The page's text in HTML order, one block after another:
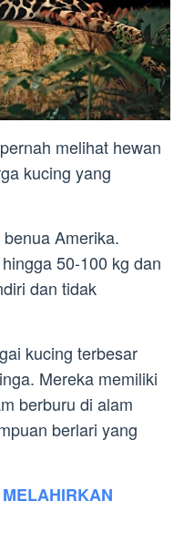
melihat hewan
kucing yang
Amerika.
50-100 kg dan
dan tidak
kucing terbesar
Mereka memiliki
berburu di alam
berlari yang